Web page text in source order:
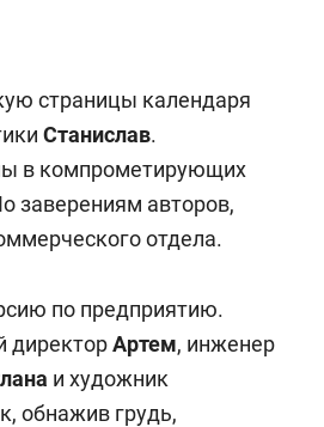
страницы календаря
Станислав.
в компрометирующих
заверениям авторов,
отдела.
по предприятию.
директорАртем, инженер
и художник
обнажив грудь,